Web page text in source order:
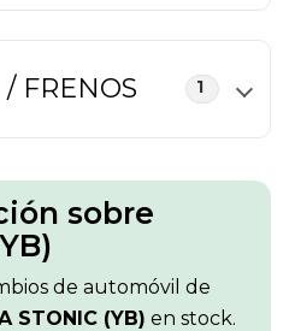
FRENOS 1
sobre
de automóvil de
STONIC (YB) en stock.